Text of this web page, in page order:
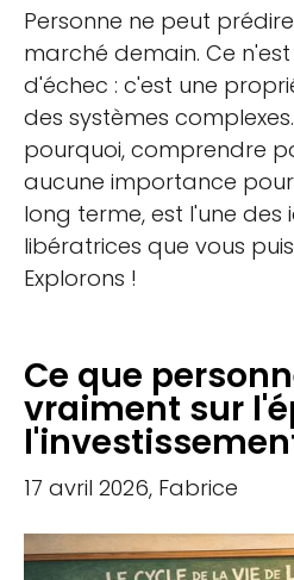
Personne ne peut
marché demain. Ce
d'échec : c'est une
des systèmes
pourquoi, comprendre
aucune importance
long terme, est l'une des
libératrices que vous
Explorons !
Ce que
vraiment sur
17 avril 2026, Fabrice